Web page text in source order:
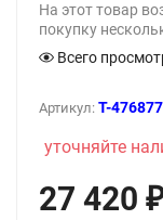
На этот товар
покупку
Всего
Артикул: T-476877
уточняйте
27 420